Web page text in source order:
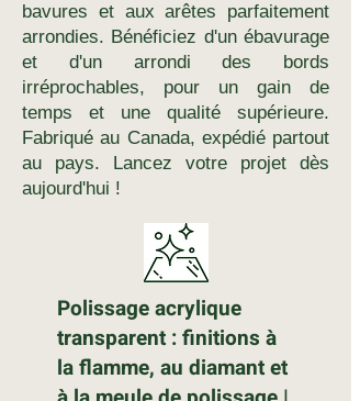
bavures et aux arêtes parfaitement
arrondies. Bénéficiez d'un ébavurage
et d'un arrondi des bords
irréprochables, pour un gain de
temps et une qualité supérieure.
Fabriqué au Canada, expédié partout
au pays. Lancez votre projet dès
aujourd'hui !
Polissage acrylique
transparent : finitions à
la flamme, au diamant et